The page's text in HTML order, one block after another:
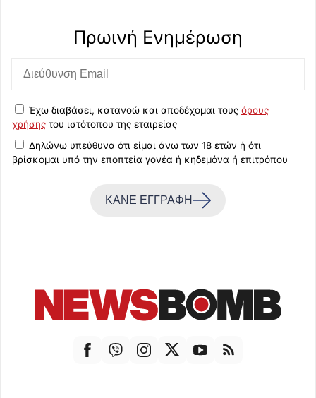
Πρωινή Eνημέρωση
Έχω διαβάσει, κατανοώ και αποδέχομαι τους όρους
χρήσης του ιστότοπου της εταιρείας
Δηλώνω υπεύθυνα ότι είμαι άνω των 18 ετών ή ότι
βρίσκομαι υπό την εποπτεία γονέα ή κηδεμόνα ή επιτρόπου
ΚΑΝΕ ΕΓΓΡΑΦΗ